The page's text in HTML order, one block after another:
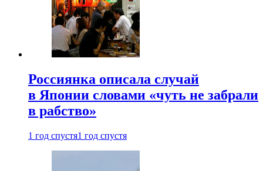
Россиянка описала случай
в Японии словами «чуть не забрали
в рабство»
1 год спустя1 год спустя